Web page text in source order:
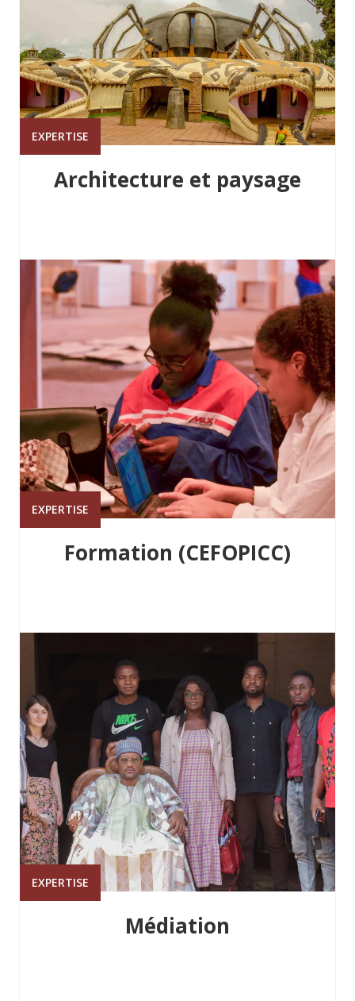
EXPERTISE
Architecture et paysage
EXPERTISE
Formation (CEFOPICC)
EXPERTISE
Médiation